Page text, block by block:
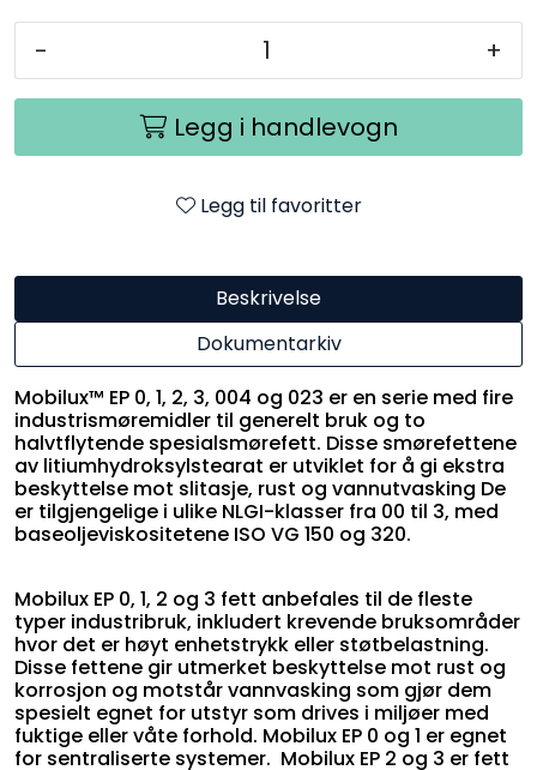
- +
Legg i handlevogn
Legg til favoritter
Beskrivelse
Dokumentarkiv
Mobilux™ EP 0, 1, 2, 3, 004 og 023 er en serie med fire
industrismøremidler til generelt bruk og to
halvtflytende spesialsmørefett. Disse smørefettene
av litiumhydroksylstearat er utviklet for å gi ekstra
beskyttelse mot slitasje, rust og vannutvasking De
er tilgjengelige i ulike NLGI-klasser fra 00 til 3, med
baseoljeviskositetene ISO VG 150 og 320.
Mobilux EP 0, 1, 2 og 3 fett anbefales til de fleste
typer industribruk, inkludert krevende bruksområder
hvor det er høyt enhetstrykk eller støtbelastning.
Disse fettene gir utmerket beskyttelse mot rust og
korrosjon og motstår vannvasking som gjør dem
spesielt egnet for utstyr som drives i miljøer med
fuktige eller våte forhold. Mobilux EP 0 og 1 er egnet
for sentraliserte systemer. Mobilux EP 2 og 3 er fett